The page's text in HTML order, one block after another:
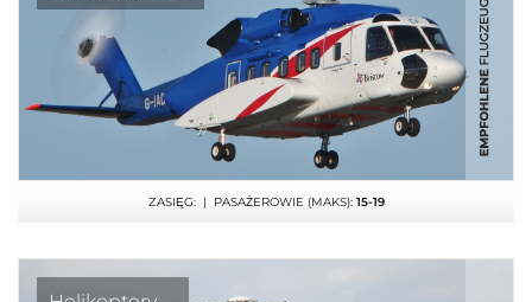
ZASIĘG: | PASAŻEROWIE (MAKS): 15-19